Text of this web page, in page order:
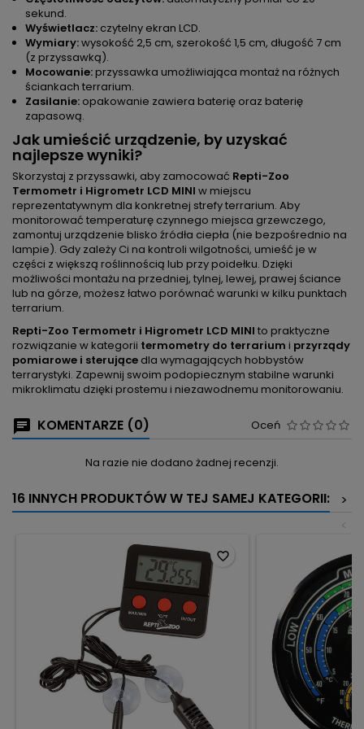
sekund.
Wyświetlacz: czytelny ekran LCD.
Wymiary:wysokość 2,5 cm, szerokość 1,5 cm, długość 7 cm
(z przyssawką).
Mocowanie:przyssawka umożliwiająca montaż na różnych
ściankach terrarium.
Zasilanie: opakowanie zawiera baterię oraz baterię
zapasową.
Jak umieścić urządzenie, by uzyskać
najlepsze wyniki?
Skorzystaj z przyssawki, aby zamocować Repti-Zoo
Termometr i Higrometr LCD MINI w miejscu
reprezentatywnym dla konkretnej strefy terrarium. Aby
monitorować temperaturę czynnego miejsca grzewczego,
zamontuj urządzenie blisko źródła ciepła (nie bezpośrednio na
lampie). Gdy zależy Ci na kontroli wilgotności, umieść je w
części z większą roślinnością lub przy poidełku. Dzięki
możliwości montażu na przedniej, tylnej, lewej, prawej ściance
lub na górze, możesz łatwo porównać warunki w kilku punktach
terrarium.
Repti-Zoo Termometr i Higrometr LCD MINI to praktyczne
rozwiązanie w kategorii termometry do terrarium i przyrządy
pomiarowe i sterujące dla wymagających hobbystów
terrarystyki. Zapewnij swoim podopiecznym stabilne warunki
mikroklimatu dzięki prostemu i niezawodnemu monitorowaniu.
KOMENTARZE (0) Oceń
Na razie nie dodano żadnej recenzji.
16 INNYCH PRODUKTÓW W TEJ SAMEJ KATEGORII:
>
<
favorite_border